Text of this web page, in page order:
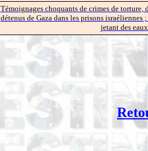
Témoignages choquants de crimes de torture,
détenus de Gaza dans les prisons
jetant des